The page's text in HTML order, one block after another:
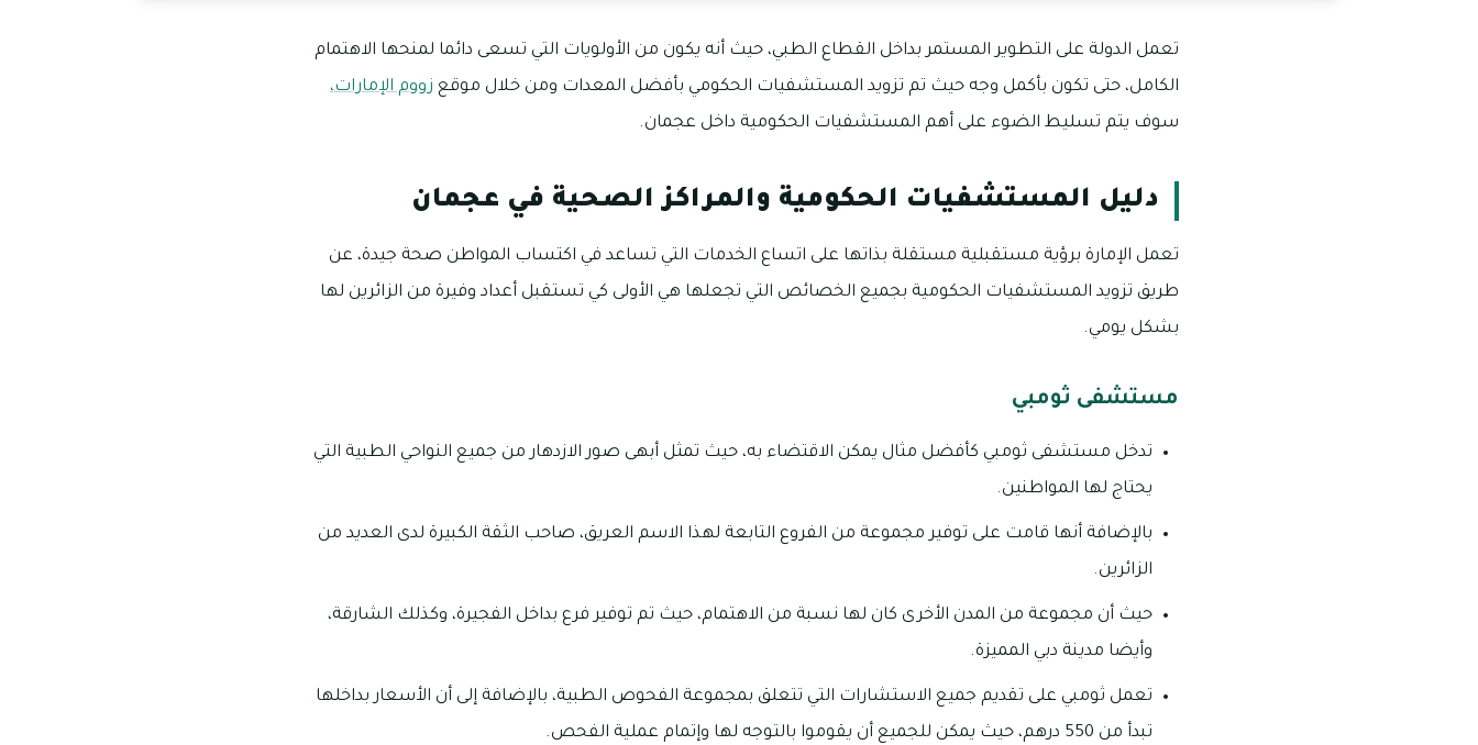
تعمل الدولة على التطوير المستمر بداخل القطاع الطبي، حيث أنه يكون من الأولويات التي تسعى دائما لمنحها الاهتمام
الكامل، حتى تكون بأكمل وجه حيث تم تزويد المستشفيات الحكومي بأفضل المعدات ومن خلال موقع زووم الإمارات،
سوف يتم تسليط الضوء على أهم المستشفيات الحكومية داخل عجمان.
دليل المستشفيات الحكومية والمراكز الصحية في عجمان
تعمل الإمارة برؤية مستقبلية مستقلة بذاتها على اتساع الخدمات التي تساعد في اكتساب المواطن صحة جيدة، عن
طريق تزويد المستشفيات الحكومية بجميع الخصائص التي تجعلها هي الأولى كي تستقبل أعداد وفيرة من الزائرين لها
بشكل يومي.
مستشفى ثومبي
تدخل مستشفى ثومبي كأفضل مثال يمكن الاقتضاء به، حيث تمثل أبهى صور الازدهار من جميع النواحي الطبية التي
يحتاج لها المواطنين.
بالإضافة أنها قامت على توفير مجموعة من الفروع التابعة لهذا الاسم العريق، صاحب الثقة الكبيرة لدى العديد من
الزائرين.
حيث أن مجموعة من المدن الأخرى كان لها نسبة من الاهتمام، حيث تم توفير فرع بداخل الفجيرة، وكذلك الشارقة،
وأيضا مدينة دبي المميزة.
تعمل ثومبي على تقديم جميع الاستشارات التي تتعلق بمجموعة الفحوص الطبية، بالإضافة إلى أن الأسعار بداخلها
تبدأ من 550 درهم، حيث يمكن للجميع أن يقوموا بالتوجه لها وإتمام عملية الفحص.